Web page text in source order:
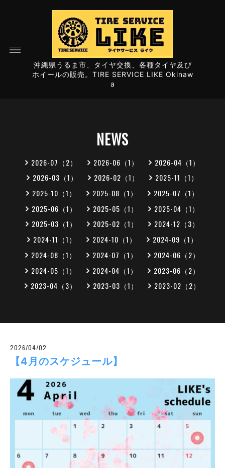
沖縄県うるま市、タイヤ交換、各種タイヤ及び
ホイールの販売。TIRE SERVICE LIKE Okinaw
a
NEWS
2026-07（2） 2026-06（1）
2026-04（1）
2026-03（1）
2026-02（1）
2025-11（1）
2025-10（1）
2025-08（1）
2025-07（1）
2025-06（1）
2025-05（1）
2025-04（1）
2025-03（1）
2025-02（1）
2024-12（3）
2024-11（1）
2024-10（1）
2024-09（1）
2024-08（1）
2024-07（1）
2024-06（2）
2024-05（1）
2024-04（1）
2023-06（2）
2023-04（3）
2023-03（1） 2023-02（2）
2026/04/02
【4月のスケジュール】